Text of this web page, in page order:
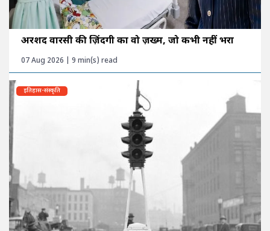
अरशद वारसी की ज़िंदगी का वो ज़ख्म, जो कभी नहीं भरा
07 Aug 2026 | 9 min(s) read
इतिहास-संस्कृति